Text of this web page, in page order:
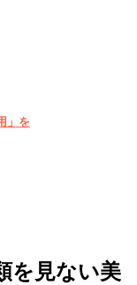
」を
を見ない美